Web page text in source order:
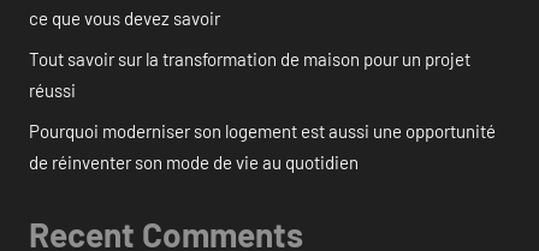
ce que vous devez savoir
Tout savoir sur la transformation de maison pour un projet
réussi
Pourquoi moderniser son logement est aussi une opportunité
de réinventer son mode de vie au quotidien
Recent Comments